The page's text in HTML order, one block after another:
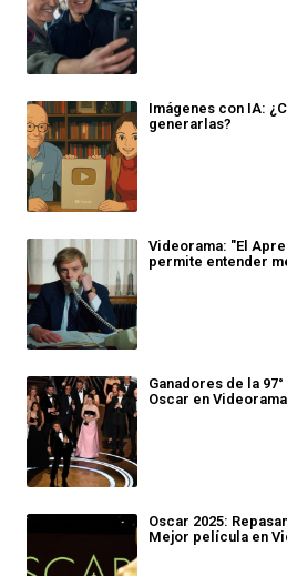
Imágenes con IA:
generarlas?
Videorama: "El
permite entender
Ganadores de la
Oscar en Videorama
Oscar 2025:
Mejor película en